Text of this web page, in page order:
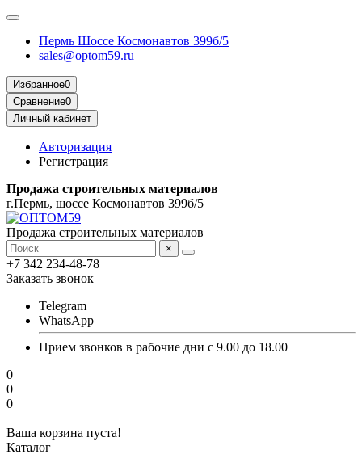
Пермь Шоссе Космонавтов 399б/5
sales@optom59.ru
Избранное0
Сравнение0
Личный кабинет
Авторизация
Регистрация
Продажа строительных материалов
г.Пермь, шоссе Космонавтов 399б/5
Продажа строительных материалов
×
+7 342 234-48-78
Заказать звонок
Telegram
WhatsApp
Прием звонков в рабочие дни с 9.00 до 18.00
0
0
0
Ваша корзина пуста!
Каталог